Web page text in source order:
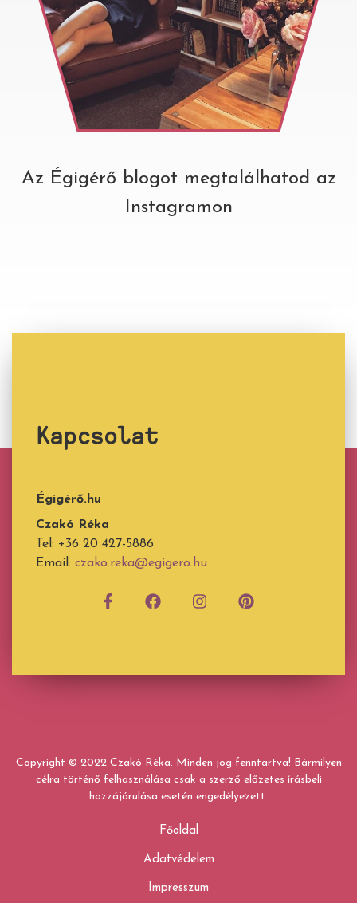
Az Égigérő blogot megtalálhatod az
Instagramon
Kapcsolat
Égigérő.hu
Czakó Réka
Tel: +36 20 427-5886
Email: czako.reka@egigero.hu
Copyright © 2022 Czakó Réka. Minden jog fenntartva! Bármilyen
célra történő felhasználása csak a szerző előzetes írásbeli
hozzájárulása esetén engedélyezett.
Főoldal
Adatvédelem
Impresszum